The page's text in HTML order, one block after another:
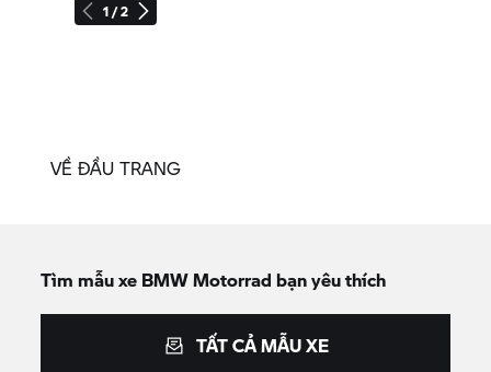
1 / 2
VỀ ĐẦU TRANG
Tìm mẫu xe BMW Motorrad bạn yêu thích
TẤT CẢ MẪU XE